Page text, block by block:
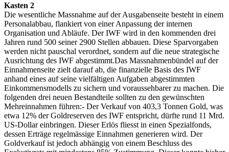
Kasten 2
Die wesentliche Massnahme auf der Ausgabenseite besteht in einem
Personalabbau, flankiert von einer Anpassung der internen
Organisation und Abläufe. Der IWF wird in den kommenden drei
Jahren rund 500 seiner 2900 Stellen abbauen. Diese Sparvorgaben
werden nicht pauschal verordnet, sondern auf die neue strategische
Ausrichtung des IWF abgestimmt.Das Massnahmenbündel auf der
Einnahmenseite zielt darauf ab, die finanzielle Basis des IWF
anhand eines auf seine vielfältigen Aufgaben abgestimmten
Einkommensmodells zu sichern und voraussehbarer zu machen. Die
folgenden drei neuen Bestandteile sollten zu den gewünschten
Mehreinnahmen führen:- Der Verkauf von 403,3 Tonnen Gold, was
etwa 12% der Goldreserven des IWF entspricht, dürfte rund 11 Mrd.
US-Dollar einbringen. Dieser Erlös fliesst in einen Spezialfonds,
dessen Erträge regelmässige Einnahmen generieren wird. Der
Goldverkauf ist jedoch abhängig von einem Beschluss des